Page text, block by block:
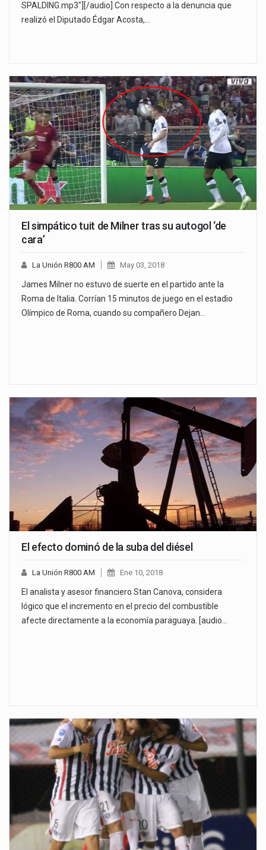
SPALDING.mp3"][/audio] Con respecto a la denuncia que
realizó el Diputado Édgar Acosta,…
El simpático tuit de Milner tras su autogol ‘de
cara’
La Unión R800 AM May 03, 2018
James Milner no estuvo de suerte en el partido ante la
Roma de Italia. Corrían 15 minutos de juego en el estadio
Olímpico de Roma, cuando su compañero Dejan…
El efecto dominó de la suba del diésel
La Unión R800 AM Ene 10, 2018
El analista y asesor financiero Stan Canova, considera
lógico que el incremento en el precio del combustible
afecte directamente a la economía paraguaya. [audio…